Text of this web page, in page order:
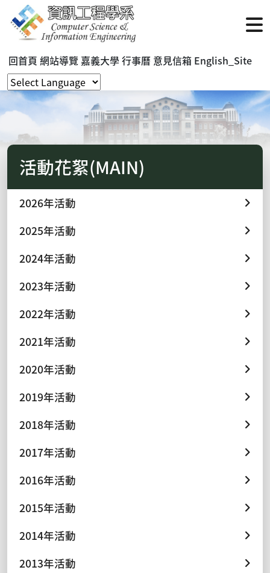
回首頁 網站導覽 嘉義大學行事曆 意見信箱 English_Site
活動花絮(MAIN)
2026年活動
2025年活動
2024年活動
2023年活動
2022年活動
2021年活動
2020年活動
2019年活動
2018年活動
2017年活動
2016年活動
2015年活動
2014年活動
2013年活動